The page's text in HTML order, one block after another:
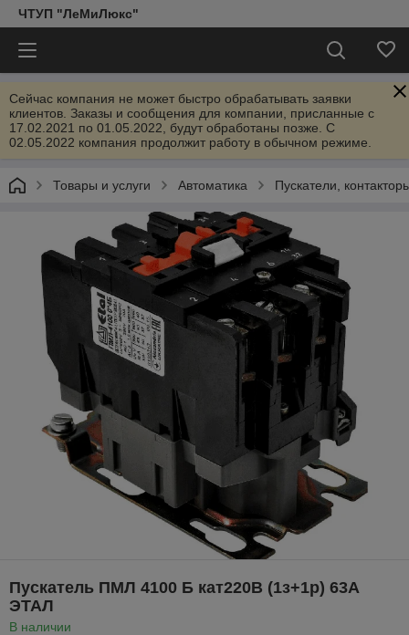
ЧТУП "ЛеМиЛюкс"
Сейчас компания не может быстро обрабатывать заявки
клиентов. Заказы и сообщения для компании, присланные с
17.02.2021 по 01.05.2022, будут обработаны позже. С
02.05.2022 компания продолжит работу в обычном режиме.
Товары и услуги Автоматика Пускатели,
Пускатель ПМЛ 4100 Б кат220В (1з+1р) 63А
ЭТАЛ
В наличии